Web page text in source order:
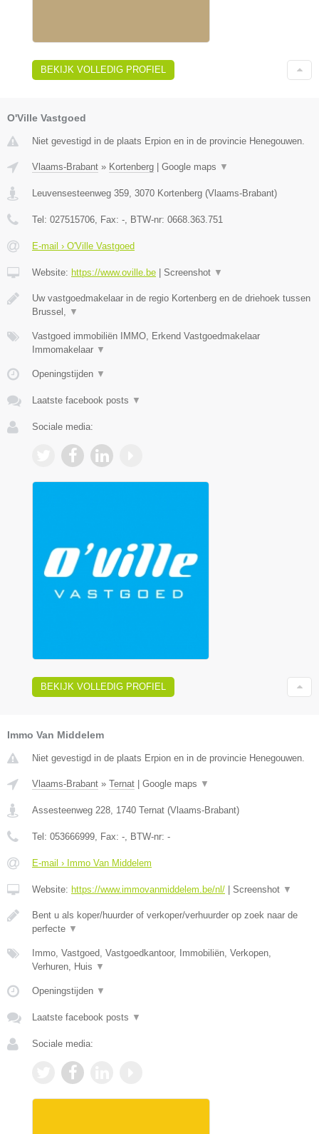
BEKIJK VOLLEDIG PROFIEL
O'Ville Vastgoed
Niet gevestigd in de plaats Erpion en in de provincie Henegouwen.
Vlaams-Brabant » Kortenberg Google maps ▼
Leuvensesteenweg 359, 3070 Kortenberg (Vlaams-Brabant)
Tel: 027515706, Fax: -, BTW-nr: 0668.363.751
E-mail › O'Ville Vastgoed
Website: https://www.oville.be Screenshot ▼
Uw vastgoedmakelaar in de regio Kortenberg en de driehoek tussen
Brussel, ▼
Vastgoed immobiliën IMMO, Erkend Vastgoedmakelaar
Immomakelaar ▼
Openingstijden ▼
Laatste facebook posts ▼
Sociale media:
BEKIJK VOLLEDIG PROFIEL
Immo Van Middelem
Niet gevestigd in de plaats Erpion en in de provincie Henegouwen.
Vlaams-Brabant » Ternat Google maps ▼
Assesteenweg 228 1740 Ternat (Vlaams-Brabant)
Tel: 053666999 , Fax: - , BTW-nr: -
E-mail › Immo Van Middelem
Website: https://www.immovanmiddelem.be/nl/ Screenshot ▼
Bent u als koper/huurder of verkoper/verhuurder op zoek naar de
perfecte ▼
Immo, Vastgoed, Vastgoedkantoor, Immobiliën, Verkopen,
Verhuren, Huis ▼
Openingstijden ▼
Laatste facebook posts ▼
Sociale media: